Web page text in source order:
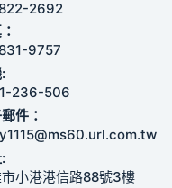
2692
9757
236-506
件：
小港港信路88號3樓